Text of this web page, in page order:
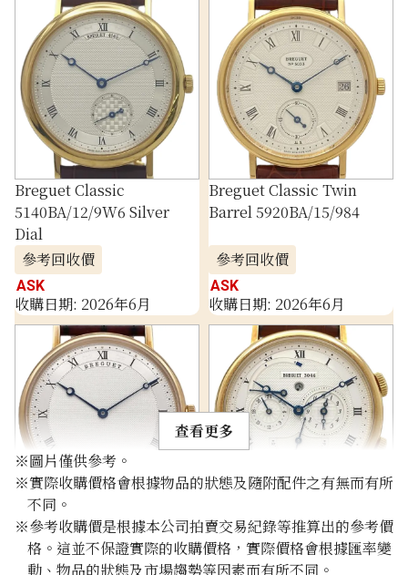
Breguet Classic
5140BA/12/9W6 Silver
Dial
參考回收價
ASK
收購日期: 2026年6月
Breguet Classic Twin
Barrel 5920BA/15/984
參考回收價
ASK
收購日期: 2026年6月
Breguet Classic
5157BR/11/9V6
參考回收價
Breguet Classic GMT
Alarm 5707BA/12/9V6
參考回收價
查看更多
※圖片僅供參考。
※實際收購價格會根據物品的狀態及隨附配件之有無而有所
不同。
※參考收購價是根據本公司拍賣交易紀錄等推算出的參考價
格。這並不保證實際的收購價格，實際價格會根據匯率變
動、物品的狀態及市場趨勢等因素而有所不同。